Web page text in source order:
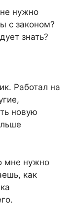
нужно
с законом?
знать?
Работал на
новую
мне нужно
как